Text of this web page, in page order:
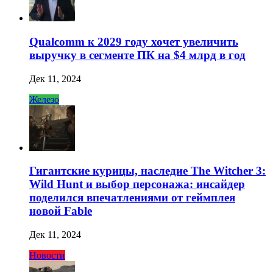
Qualcomm к 2029 году хочет увеличить
выручку в сегменте ПК на $4 млрд в год
Дек 11, 2024
Железо
Гигантские курицы, наследие The Witcher 3:
Wild Hunt и выбор персонажа: инсайдер
поделился впечатлениями от геймплея
новой Fable
Дек 11, 2024
Новости